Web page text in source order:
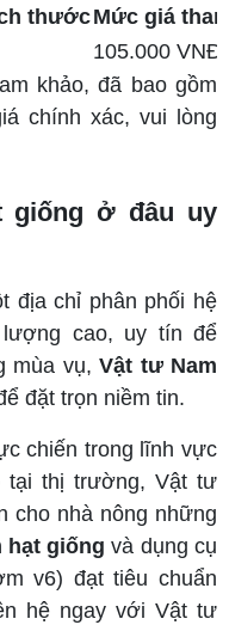
thướcMức giá
105.000 VNĐ
khảo, đã bao gồm
chính xác, vui lòng
giống ở đâu uy
địa chỉ phân phối hệ
cao, uy tín để
mùa vụ,Vật tư Nam
đặt trọn niềm tin.
chiến trong lĩnh vực
tại thị trường, Vật tư
cho nhà nông những
hạt giốngvà dụng cụ
v6) đạt tiêu chuẩn
hệ ngay với Vật tư